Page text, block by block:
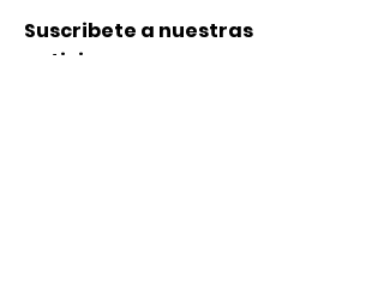
Suscribete a nuestras
noticias